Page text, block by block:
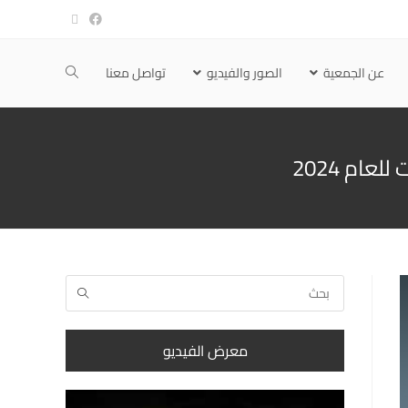
عن الجمعية الصور والفيديو تواصل معنا
2024
معرض الفيديو